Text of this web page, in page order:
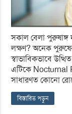
সকাল বেলা
লক্ষণ? অনেক
স্বাভাবিকভাবে
এটিকে Nocturnal
সাধারণত কোনো
বিস্তারিত পড়ুন